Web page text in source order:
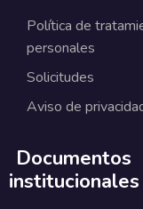
Política de
personales
Solicitudes
Aviso de
Documentos